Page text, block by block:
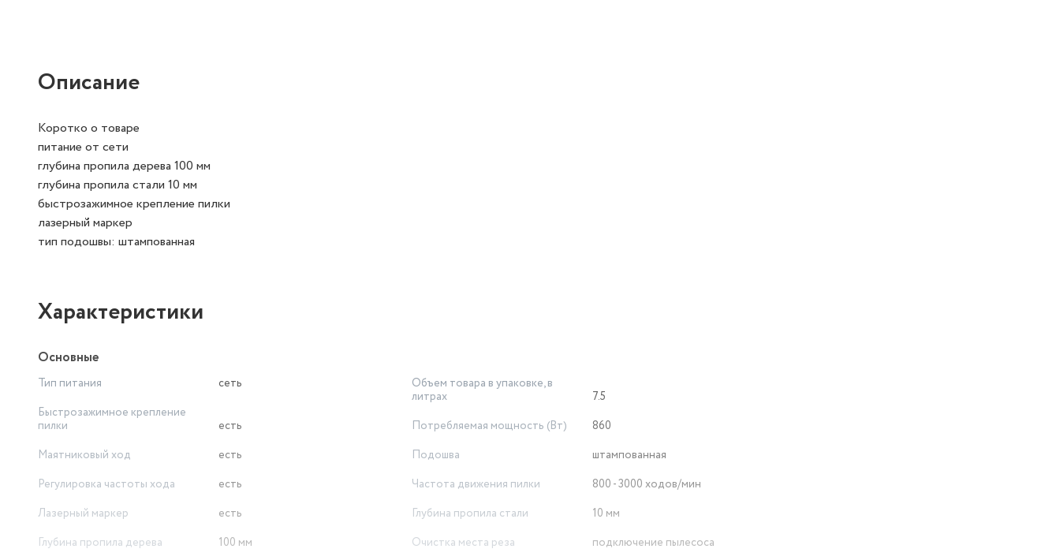
Описание
Коротко о товаре
питание от сети
глубина пропила дерева 100 мм
глубина пропила стали 10 мм
быстрозажимное крепление пилки
лазерный маркер
тип подошвы: штампованная
Характеристики
Основные
Тип питания
сеть
Быстрозажимное крепление
пилки
есть
Маятниковый ход
есть
Регулировка частоты хода
есть
Лазерный маркер
есть
Глубина пропила дерева
100 мм
Объем товара в упаковке, в
литрах
7.5
Потребляемая мощность (Вт)
860
Подошва
штампованная
Частота движения пилки
800 - 3000 ходов/мин
Глубина пропила стали
10 мм
Очистка места реза
подключение пылесоса